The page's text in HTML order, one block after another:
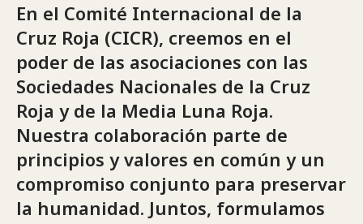
En el Comité Internacional de la
Cruz Roja (CICR), creemos en el
poder de las asociaciones con las
Sociedades Nacionales de la Cruz
Roja y de la Media Luna Roja.
Nuestra colaboración parte de
principios y valores en común y un
compromiso conjunto para preservar
la humanidad. Juntos, formulamos